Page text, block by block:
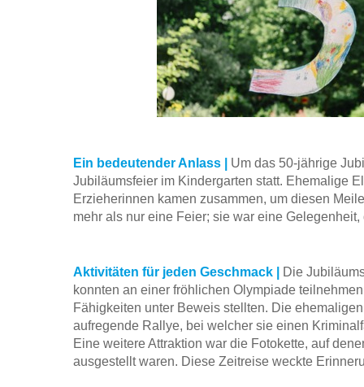
Ein bedeutender Anlass |
Um das 50-jährige
Jubiläumsfeier im Kindergarten statt. Ehemalige
Erzieherinnen kamen zusammen, um diesen
mehr als nur eine Feier; sie war eine
Aktivitäten für jeden Geschmack |
Die
konnten an einer fröhlichen Olympiade
Fähigkeiten unter Beweis stellten. Die
aufregende Rallye, bei welcher sie einen
Eine weitere Attraktion war die Fotokette, auf
ausgestellt waren. Diese Zeitreise weckte